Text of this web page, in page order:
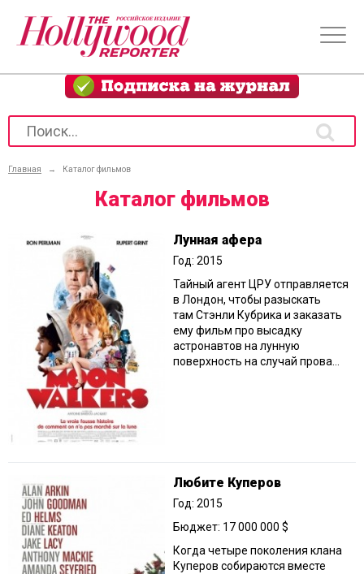
Главная → Каталог фильмов
Каталог фильмов
Лунная афера
Год: 2015
Тайный агент ЦРУ отправляется
в Лондон, чтобы разыскать
там Стэнли Кубрика и заказать
ему фильм про высадку
астронавтов на лунную
поверхность на случай прова...
Любите Куперов
Год: 2015
Бюджет: 17 000 000 $
Когда четыре поколения клана
Куперов собираются вместе